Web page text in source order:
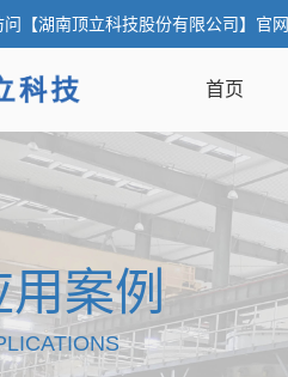
【湖南顶立科技股份有限公司】官网
首页
用案例